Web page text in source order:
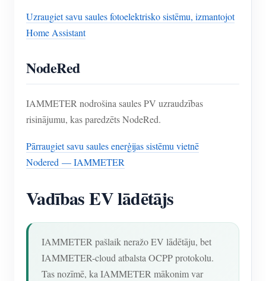
Uzraugiet savu saules fotoelektrisko sistēmu, izmantojot
Home Assistant
NodeRed
IAMMETER nodrošina saules PV uzraudzības
risinājumu, kas paredzēts NodeRed.
Pārraugiet savu saules enerģijas sistēmu vietnē
Nodered — IAMMETER
Vadības EV lādētājs
IAMMETER pašlaik neražo EV lādētāju, bet
IAMMETER-cloud atbalsta OCPP protokolu.
Tas nozīmē, ka IAMMETER mākonim var